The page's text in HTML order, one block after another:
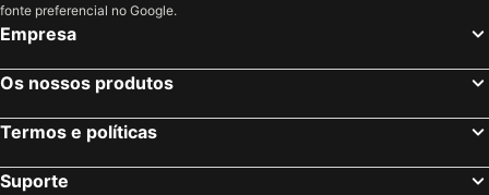
fonte preferencial no Google.
Empresa
Os nossos produtos
Termos e políticas
Suporte